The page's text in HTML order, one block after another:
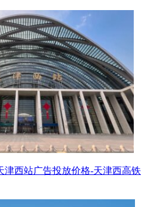
津西站广告投放价格-天津西高铁